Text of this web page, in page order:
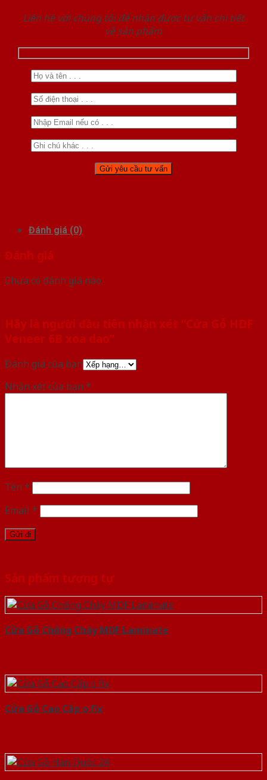
Liên hệ với chúng tôi để nhận được tư vấn chi tiết
về sản phẩm
Đánh giá (0)
Đánh giá
Chưa có đánh giá nào.
Hãy là người đầu tiên nhận xét “Cửa Gỗ HDF
Veneer 6B xoa dao”
Đánh giá của bạn
Nhận xét của bạn *
Tên *
Email *
Sản phẩm tương tự
Cửa Gỗ Chống Cháy MDF Laminate
Cửa Gỗ Cao Cấp o fix